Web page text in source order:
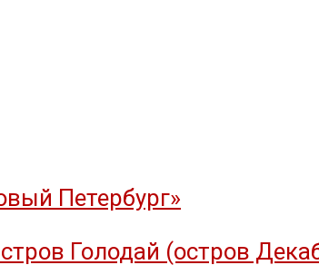
Петербург»
Голодай (остров